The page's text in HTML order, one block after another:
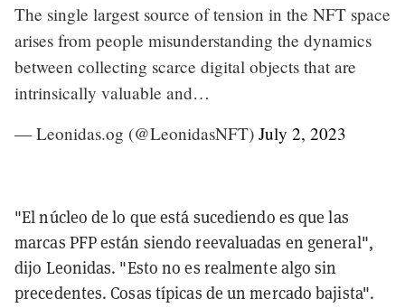
The single largest source of tension in the NFT space
arises from people misunderstanding the dynamics
between collecting scarce digital objects that are
intrinsically valuable and…
— Leonidas.og (@LeonidasNFT) July 2, 2023
"El núcleo de lo que está sucediendo es que las
marcas PFP están siendo reevaluadas en general",
dijo Leonidas. "Esto no es realmente algo sin
precedentes. Cosas típicas de un mercado bajista".